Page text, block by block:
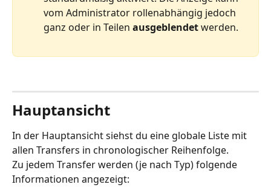
vom Administrator rollenabhängig jedoch
ganz oder in Teilen ausgeblendet werden.
Hauptansicht
In der Hauptansicht siehst du eine globale Liste mit
allen Transfers in chronologischer Reihenfolge.
Zu jedem Transfer werden (je nach Typ) folgende
Informationen angezeigt: